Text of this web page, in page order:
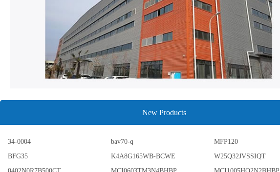
New Products
34-0004 bav70-q MFP120
BFG35
K4A8G165WB-BCWE W25Q32JVSSIQT